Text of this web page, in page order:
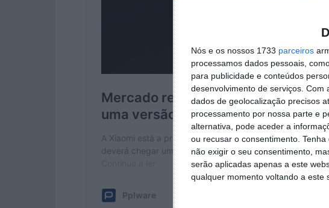
Nós e os nossos 1733 parceiros
processamos dados pessoais,
para publicidade e conteúdos
desenvolvimento de serviços. Com
dados de geolocalização precisos
processamento por nossa parte e
alternativa, pode aceder a
ou recusar o consentimento. Tenha
não exigir o seu consentimento,
serão aplicadas apenas a este
qualquer momento voltando a este